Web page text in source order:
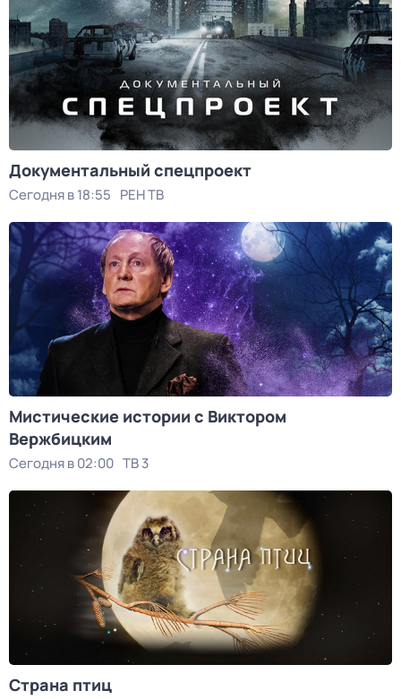
Документальный спецпроект
Сегодня в 18:55 РЕН ТВ
Мистические истории с Виктором
Вержбицким
Сегодня в 02:00 ТВ 3
Страна птиц